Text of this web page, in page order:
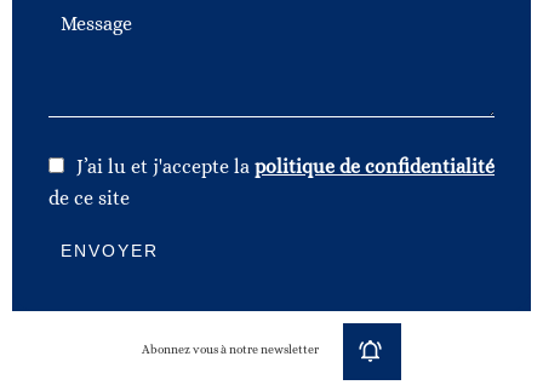
J’ai lu et j'accepte la politique de confidentialité
de ce site
ENVOYER
Abonnez vous à notre newsletter